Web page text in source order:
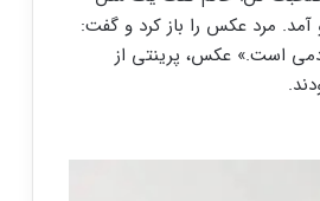
مرد عکس را باز کرد و گفت:
است.» عکس، پرینتی از